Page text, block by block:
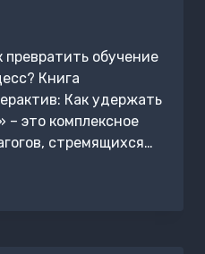
обучение
Книга
Как удержать
это комплексное
стремящихся…